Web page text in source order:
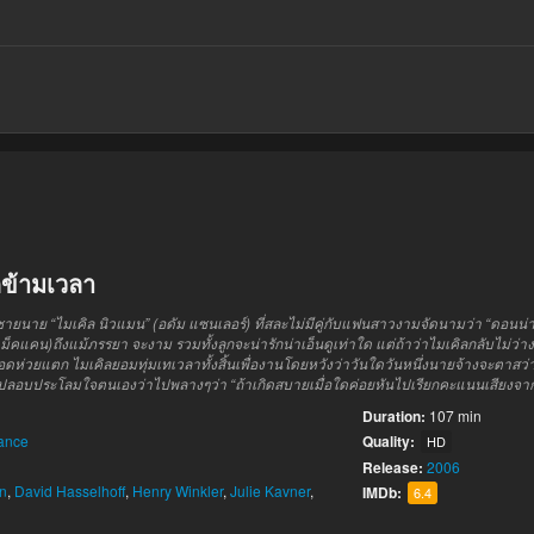
ามเวลา
ยนาย “ไมเคิล นิวแมน” (อดัม แซนเลอร์) ที่สละไม่มีคู่กับแฟนสาวงามจัดนามว่า “ดอนน่า
คแคน)ถึงแม้ภรรยา จะงาม รวมทั้งลูกจะน่ารักน่าเอ็นดูเท่าใด แต่ถ้าว่าไมเคิลกลับไม่ว่าง
ดห่วยแตก ไมเคิลยอมทุ่มเทเวลาทั้งสิ้นเพื่องานโดยหวังว่าวันใดวันหนึ่งนายจ้างจะตาสว่
ลอบประโลมใจตนเองว่าไปพลางๆว่า “ถ้าเกิดสบายเมื่อใดค่อยหันไปเรียกคะแนนเสียงจา
, David Hasselhoff, Henry Winkler, Julie Kavner,
Duration: 107 min
Quality: HD
Release: 2006
IMDb: 6.4